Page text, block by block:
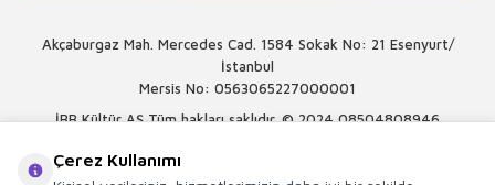
Akçaburgaz Mah. Mercedes Cad. 1584 Sokak No: 21 Esenyurt/
İstanbul
Mersis No: 0563065227000001
İBB Kültür AŞ Tüm hakları saklıdır. © 2024 08504808946
Çerez Kullanımı